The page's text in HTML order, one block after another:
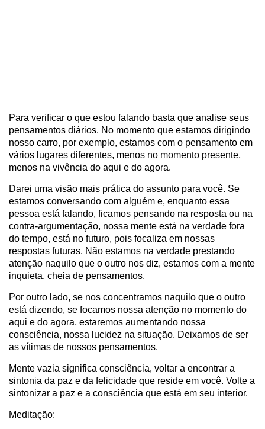
Para verificar o que estou falando basta que analise seus
pensamentos diários. No momento que estamos dirigindo
nosso carro, por exemplo, estamos com o pensamento em
vários lugares diferentes, menos no momento presente,
menos na vivência do aqui e do agora.
Darei uma visão mais prática do assunto para você. Se
estamos conversando com alguém e, enquanto essa
pessoa está falando, ficamos pensando na resposta ou na
contra-argumentação, nossa mente está na verdade fora
do tempo, está no futuro, pois focaliza em nossas
respostas futuras. Não estamos na verdade prestando
atenção naquilo que o outro nos diz, estamos com a mente
inquieta, cheia de pensamentos.
Por outro lado, se nos concentramos naquilo que o outro
está dizendo, se focamos nossa atenção no momento do
aqui e do agora, estaremos aumentando nossa
consciência, nossa lucidez na situação. Deixamos de ser
as vítimas de nossos pensamentos.
Mente vazia significa consciência, voltar a encontrar a
sintonia da paz e da felicidade que reside em você. Volte a
sintonizar a paz e a consciência que está em seu interior.
Meditação: